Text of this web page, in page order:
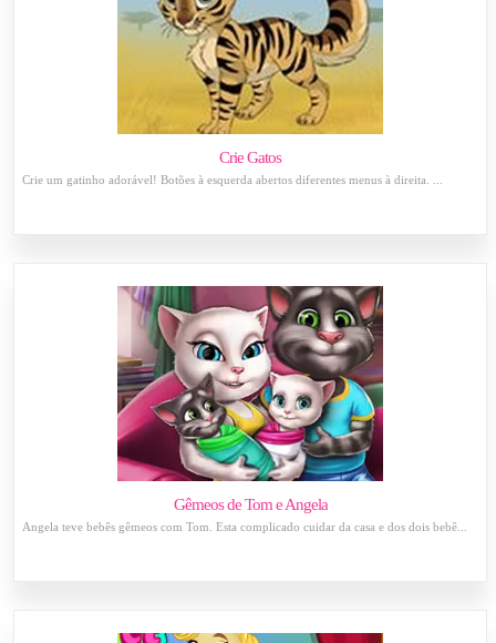
Crie Gatos
Crie um gatinho adorável! Botões à esquerda abertos diferentes menus à direita. ...
Gêmeos de Tom e Angela
Angela teve bebês gêmeos com Tom. Esta complicado cuidar da casa e dos dois bebê...